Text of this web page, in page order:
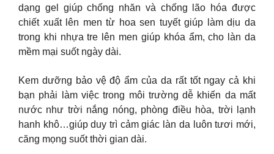
dạng gel giúp chống nhăn và chống lão hóa được
chiết xuất lên men từ hoa sen tuyết giúp làm dịu da
trong khi nhựa tre lên men giúp khóa ẩm, cho làn da
mềm mại suốt ngày dài.
Kem dưỡng bảo vệ độ ẩm của da rất tốt ngay cả khi
bạn phải làm việc trong môi trường dễ khiến da mất
nước như trời nắng nóng, phòng điều hòa, trời lạnh
hanh khô…giúp duy trì cảm giác làn da luôn tươi mới,
căng mọng suốt thời gian dài.